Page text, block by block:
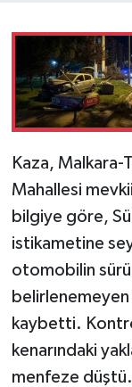
Kaza, Malkara-
Mahallesi
bilgiye göre,
istikametine
otomobilin
kaybetti.
kenarındaki
menfeze düştü.